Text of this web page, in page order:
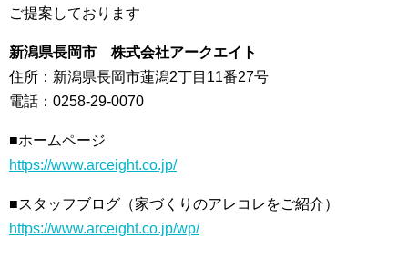
ご提案しております
新潟県長岡市 株式会社アークエイト
住所：新潟県長岡市蓮潟2丁目11番27号
電話：0258-29-0070
■ホームページ
https://www.arceight.co.jp/
■スタッフブログ（家づくりのアレコレをご紹介）
https://www.arceight.co.jp/wp/